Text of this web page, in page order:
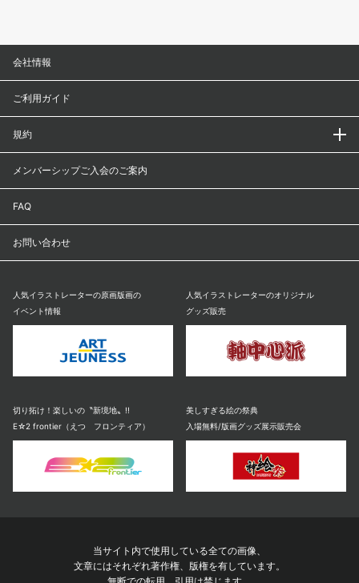
人気イラストレーターの原画版画の
イベント情報
人気イラストレーターのオリジナル
グッズ販売
切り拓け！楽しいの〝新境地〟!!
E☆2 frontier（えつ フロンティア）
美しすぎる絵の祭典
入場無料/版画グッズ展示販売会
会社情報
ご利用ガイド
規約
メンバーシップご入会のご案内
FAQ
お問い合わせ
当サイト内で使用している全ての画像、
文章にはそれぞれ著作権、版権を有しています。